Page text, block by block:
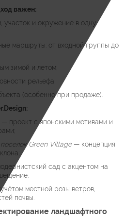
важен:
участок и окружение в одну
маршруты: от входной группы до
зимой и летом;
рельефа;
(особенно при продаже).
— проект с японскими мотивами и
Green Village— концепция
сад с акцентом на
местной розы ветров,
почвы.
ландшафтного